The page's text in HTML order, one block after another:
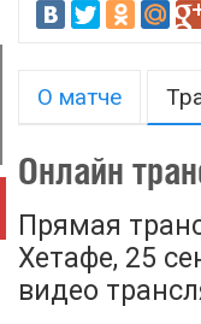
О матче
Онлайн
Прямая
Хетафе, 25
видео